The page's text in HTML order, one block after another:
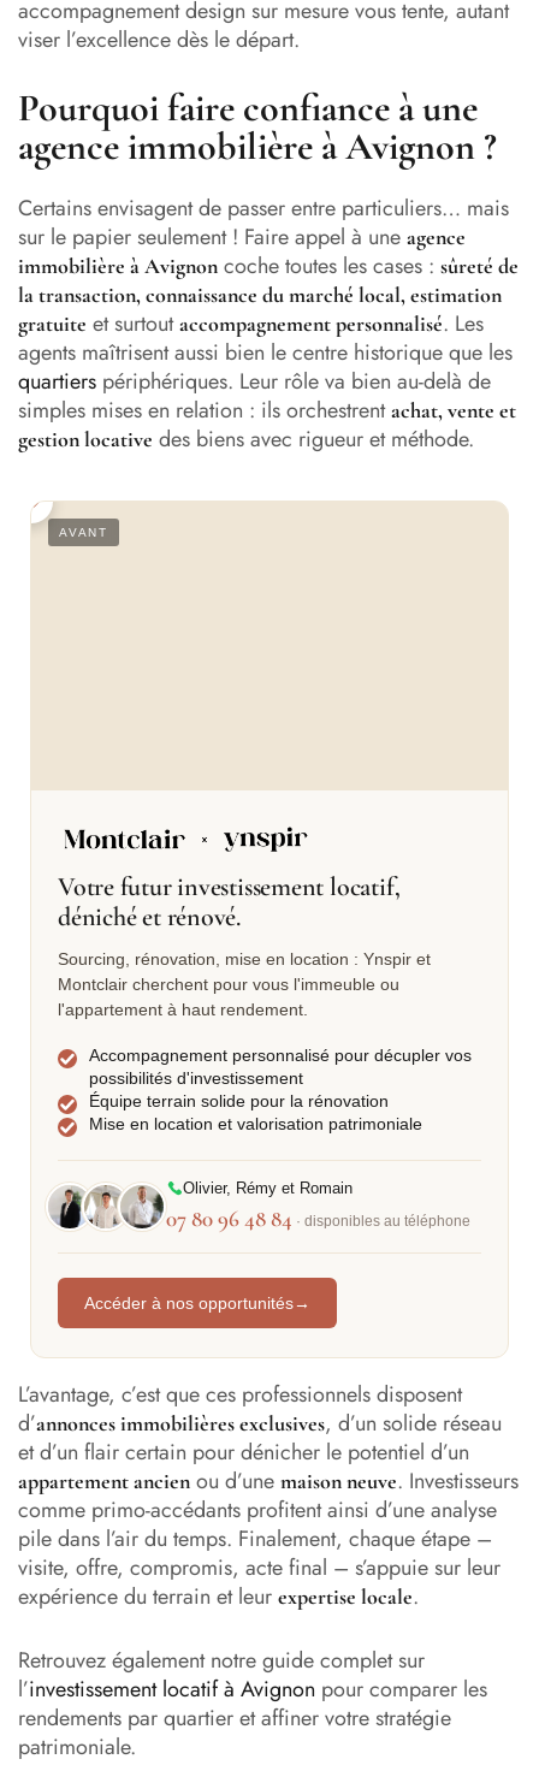
meilleure agence immobilière avignon : les 10 meilleures
Orpi Immo Avignon Provence
ACCORD IMMO Avignon
Agence Nestenn Immobilier Avignon
L’Agence Julie Immobilier d’Avignon (SARL)
Agence Terre et Pierre Avignon – Service Transaction
BONFILS Immobilier Avignon – Agence Immobilière
FONCIA | Agence Immobilière | Achat-Vente | Avignon |
Rue Florence
accompagnement design sur mesure vous tente, autant
viser l’excellence dès le départ.
Pourquoi faire confiance à une
agence immobilière à Avignon ?
Certains envisagent de passer entre particuliers… mais
sur le papier seulement ! Faire appel à une agence
immobilière à Avignon coche toutes les cases : sûreté de
la transaction, connaissance du marché local, estimation
gratuite et surtoutaccompagnement personnalisé. Les
agents maîtrisent aussi bien le centre historique que les
quartiers périphériques. Leur rôle va bien au-delà de
simples mises en relation : ils orchestrentachat, vente et
gestion locative des biens avec rigueur et méthode.
Votre futur investissement locatif,
déniché et rénové.
Sourcing, rénovation, mise en location : Ynspir et
Montclair cherchent pour vous l'immeuble ou
l'appartement à haut rendement.
Accompagnement personnalisé pour décupler vos
possibilités d'investissement
Équipe terrain solide pour la rénovation
Mise en location et valorisation patrimoniale
Olivier, Rémy et Romain
07 80 96 48 84 · disponibles au téléphone
Accéder à nos opportunités→
AVANT
L’avantage, c’est que ces professionnels disposent
d’annonces immobilières exclusives, d’un solide réseau
et d’un flair certain pour dénicher le potentiel d’un
appartement ancien ou d’une maison neuve. Investisseurs
comme primo-accédants profitent ainsi d’une analyse
pile dans l’air du temps. Finalement, chaque étape –
visite, offre, compromis, acte final – s’appuie sur leur
expérience du terrain et leur expertise locale.
Retrouvez également notre guide complet sur
l’investissement locatif à Avignon pour comparer les
rendements par quartier et affiner votre stratégie
patrimoniale.